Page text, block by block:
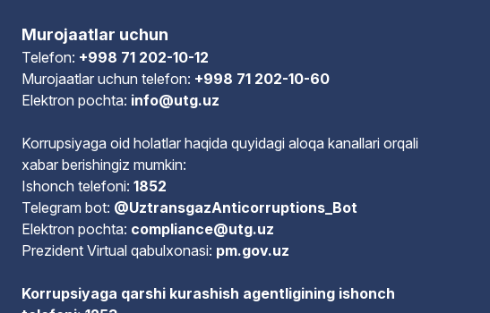
Murojaatlar uchun
Telefon: +998 71 202-10-12
Murojaatlar uchun telefon: +998 71 202-10-60
Elektron pochta: info@utg.uz
Korrupsiyaga oid holatlar haqida quyidagi aloqa kanallari orqali
xabar berishingiz mumkin:
Ishonch telefoni:1852
Telegram bot: @UztransgazAnticorruptions_Bot
Elektron pochta: compliance@utg.uz
Prezident Virtual qabulxonasi: pm.gov.uz
Korrupsiyaga qarshi kurashish agentligining ishonch